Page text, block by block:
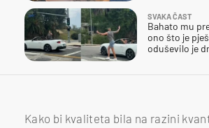
SVAKA ČAST
Bahato mu
ono što je
oduševilo je
Kako bi kvaliteta bila na razini